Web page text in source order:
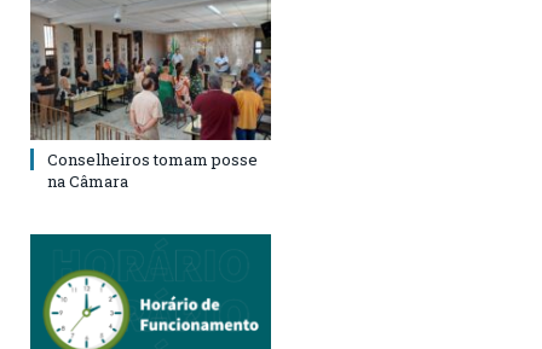
Conselheiros tomam posse
na Câmara